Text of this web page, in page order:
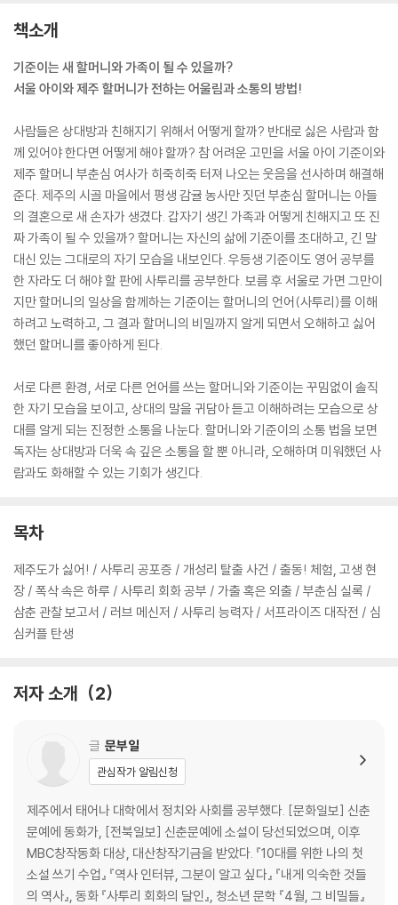
책소개
기준이는 새 할머니와 가족이 될 수 있을까?
서울 아이와 제주 할머니가 전하는 어울림과 소통의 방법!
사람들은 상대방과 친해지기 위해서 어떻게 할까? 반대로 싫은 사람과 함
께 있어야 한다면 어떻게 해야 할까? 참 어려운 고민을 서울 아이 기준이와
제주 할머니 부춘심 여사가 히죽히죽 터져 나오는 웃음을 선사하며 해결해
준다. 제주의 시골 마을에서 평생 감귤 농사만 짓던 부춘심 할머니는 아들
의 결혼으로 새 손자가 생겼다. 갑자기 생긴 가족과 어떻게 친해지고 또 진
짜 가족이 될 수 있을까? 할머니는 자신의 삶에 기준이를 초대하고, 긴 말
대신 있는 그대로의 자기 모습을 내보인다. 우등생 기준이도 영어 공부를
한 자라도 더 해야 할 판에 사투리를 공부한다. 보름 후 서울로 가면 그만이
지만 할머니의 일상을 함께하는 기준이는 할머니의 언어(사투리)를 이해
하려고 노력하고, 그 결과 할머니의 비밀까지 알게 되면서 오해하고 싫어
했던 할머니를 좋아하게 된다.
서로 다른 환경, 서로 다른 언어를 쓰는 할머니와 기준이는 꾸밈없이 솔직
한 자기 모습을 보이고, 상대의 말을 귀담아 듣고 이해하려는 모습으로 상
대를 알게 되는 진정한 소통을 나눈다. 할머니와 기준이의 소통 법을 보면
독자는 상대방과 더욱 속 깊은 소통을 할 뿐 아니라, 오해하며 미워했던 사
람과도 화해할 수 있는 기회가 생긴다.
목차
제주도가 싫어! / 사투리 공포증 / 개성리 탈출 사건 / 출동! 체험, 고생 현
장 / 폭삭 속은 하루 / 사투리 회화 공부 / 가출 혹은 외출 / 부춘심 실록 /
삼춘 관찰 보고서 / 러브 메신저 / 사투리 능력자 / 서프라이즈 대작전 / 심
심커플 탄생
저자 소개 2
글 문부일
관심작가 알림신청
제주에서 태어나 대학에서 정치와 사회를 공부했다. [문화일보] 신춘
문예에 동화가, [전북일보] 신춘문예에 소설이 당선되었으며, 이후
MBC창작동화 대상, 대산창작기금을 받았다. 『10대를 위한 나의 첫
소설 쓰기 수업』 『역사 인터뷰, 그분이 알고 싶다』 『내게 익숙한 것들
의 역사』, 동화 『사투리 회화의 달인』, 청소년 문학 『4월, 그 비밀들』